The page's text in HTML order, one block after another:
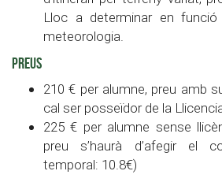
Lloc a determinar en
meteorologia.
PREUS
210 € per alumne, preu amb
cal ser posseïdor de la
225 € per alumne sense
preu s’haurà d’afegir el
temporal: 10.8€)